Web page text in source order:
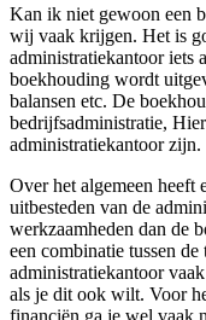
Kan ik niet gewoon een
wij vaak krijgen. Het is
administratiekantoor iets
boekhouding wordt
balansen etc. De
bedrijfsadministratie,
administratiekantoor zijn.
Over het algemeen heeft
uitbesteden van de
werkzaamheden dan de
een combinatie tussen
administratiekantoor
als je dit ook wilt. Voor